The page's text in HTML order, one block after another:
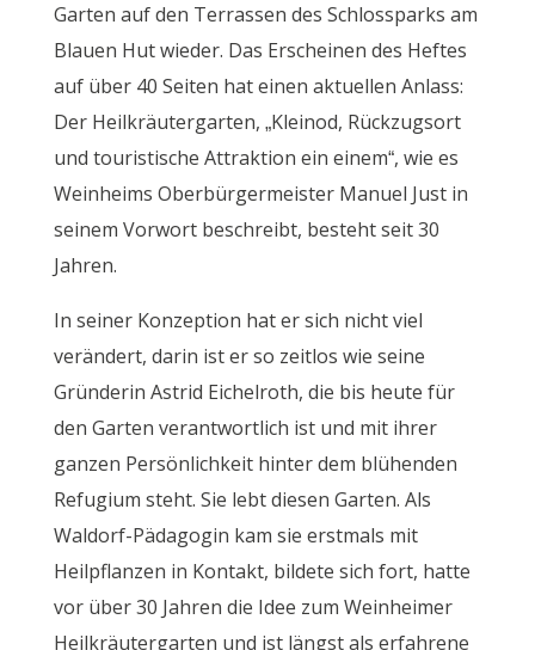
Garten auf den Terrassen des Schlossparks am
Blauen Hut wieder. Das Erscheinen des Heftes
auf über 40 Seiten hat einen aktuellen Anlass:
Der Heilkräutergarten, „Kleinod, Rückzugsort
und touristische Attraktion ein einem“, wie es
Weinheims Oberbürgermeister Manuel Just in
seinem Vorwort beschreibt, besteht seit 30
Jahren.
In seiner Konzeption hat er sich nicht viel
verändert, darin ist er so zeitlos wie seine
Gründerin Astrid Eichelroth, die bis heute für
den Garten verantwortlich ist und mit ihrer
ganzen Persönlichkeit hinter dem blühenden
Refugium steht. Sie lebt diesen Garten. Als
Waldorf-Pädagogin kam sie erstmals mit
Heilpflanzen in Kontakt, bildete sich fort, hatte
vor über 30 Jahren die Idee zum Weinheimer
Heilkräutergarten und ist längst als erfahrene